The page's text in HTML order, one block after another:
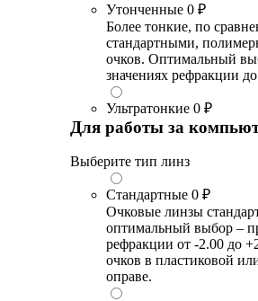
Утонченные 0 ₽
Более тонкие, по
стандартными,
очков. Оптимальный
значениях рефракции
Ультратонкие 0 ₽
Для работы за
Выберите тип линз
Стандартные 0 ₽
Очковые линзы
оптимальный выбор –
рефракции от -2.00 до
очков в пластиковой
оправе.